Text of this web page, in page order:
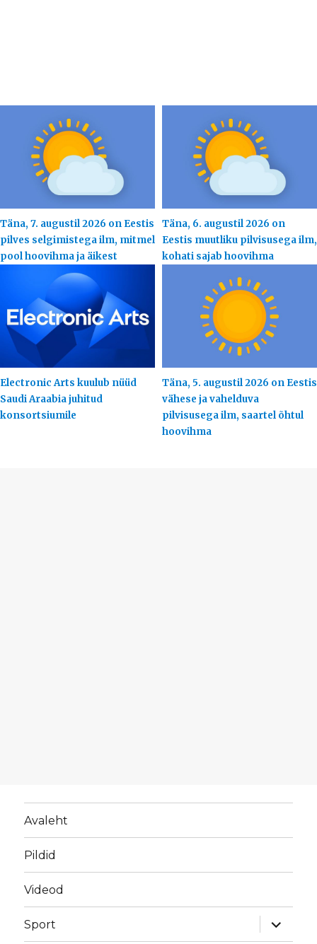
Täna, 7. augustil 2026 on Eestis
pilves selgimistega ilm, mitmel
pool hoovihma ja äikest
Täna, 6. augustil 2026 on
Eestis muutliku pilvisusega ilm,
kohati sajab hoovihma
Electronic Arts kuulub nüüd
Saudi Araabia juhitud
konsortsiumile
Täna, 5. augustil 2026 on Eestis
vähese ja vahelduva
pilvisusega ilm, saartel õhtul
hoovihma
Avaleht
Pildid
Videod
Sport
laienda